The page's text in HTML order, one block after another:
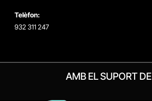
Telèfon:
932 311 247
AMB EL SUPORT DE